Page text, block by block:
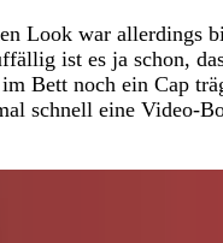
Look war allerdings
ist es ja schon,
Bett noch ein Cap
schnell eine Video-